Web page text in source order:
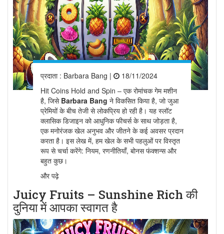
प्रदाता : Barbara Bang |
18/11/2024
Hit Coins Hold and Spin – एक रोमांचक गेम मशीन
है, जिसे Barbara Bang ने विकसित किया है, जो जुआ
प्रेमियों के बीच तेजी से लोकप्रिय हो रही है। यह स्लॉट
क्लासिक डिजाइन को आधुनिक फीचर्स के साथ जोड़ता है,
एक मनोरंजक खेल अनुभव और जीतने के कई अवसर प्रदान
करता है। इस लेख में, हम खेल के सभी पहलुओं पर विस्तृत
रूप से चर्चा करेंगे: नियम, रणनीतियाँ, बोनस फंक्शन्स और
बहुत कुछ।
और पढ़े
Juicy Fruits – Sunshine Rich की
दुनिया में आपका स्वागत है